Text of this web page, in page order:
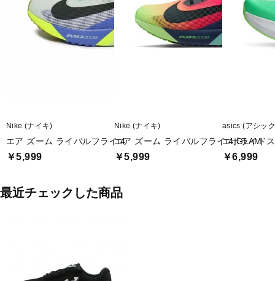
Nike (ナイキ)
エア ズーム ライバルフライ 4
￥5,999
Nike (ナイキ)
エア ズーム ライバルフライ 4 GLAM
￥5,999
asics (アシッ
エボライド
￥6,999
最近チェックした商品